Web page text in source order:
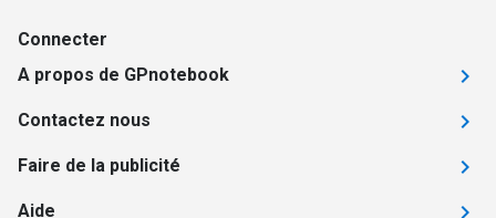
Connecter
A propos de GPnotebook
Contactez nous
Faire de la publicité
Aide